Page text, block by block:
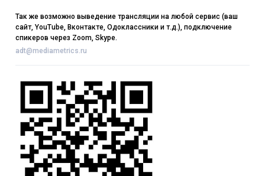
Так же возможно выведение трансляции на любой сервис (ваш
сайт, YouTube, Вконтакте, Одоклассники и т.д.), подключение
спикеров через Zoom, Skype.
adt@mediametrics.ru